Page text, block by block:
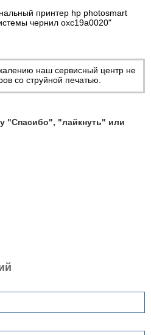
принтер hp photosmart
чернил oxc19а0020"
наш сервисный центр не
со струйной печатью.
"Спасибо", "лайкнуть" или